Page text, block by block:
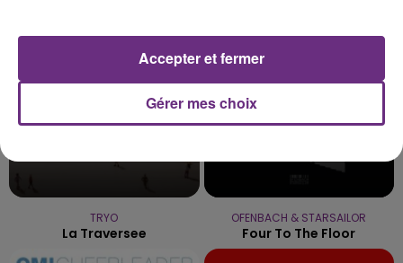
0h09
0h09
TRYO
La Traversee
0h06
0h06
OFENBACH & STARSAILOR
Four To The Floor
Gérer mes choix
Accepter et fermer